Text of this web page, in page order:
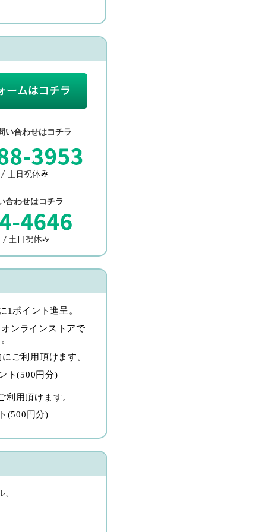
い合わせはコチラ
合わせはコチラ
1ポイント進呈。
ンラインストアで
ご利用頂けます。
ト(500円分)
用頂けます。
(500円分)